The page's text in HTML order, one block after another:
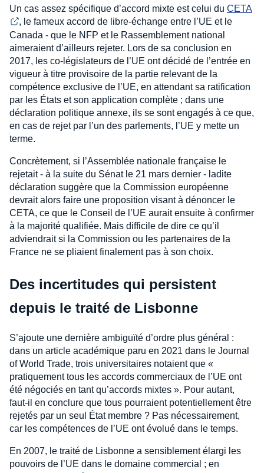
Un cas assez spécifique d’accord mixte est celui du CETA
, le fameux accord de libre-échange entre l’UE et le
Canada - que le NFP et le Rassemblement national
aimeraient d’ailleurs rejeter. Lors de sa conclusion en
2017, les co-législateurs de l’UE ont décidé de l’entrée en
vigueur à titre provisoire de la partie relevant de la
compétence exclusive de l’UE, en attendant sa ratification
par les États et son application complète ; dans une
déclaration politique annexe, ils se sont engagés à ce que,
en cas de rejet par l’un des parlements, l’UE y mette un
terme.
Concrètement, si l’Assemblée nationale française le
rejetait - à la suite du Sénat le 21 mars dernier - ladite
déclaration suggère que la Commission européenne
devrait alors faire une proposition visant à dénoncer le
CETA, ce que le Conseil de l’UE aurait ensuite à confirmer
à la majorité qualifiée. Mais difficile de dire ce qu’il
adviendrait si la Commission ou les partenaires de la
France ne se pliaient finalement pas à son choix.
Des incertitudes qui persistent
depuis le traité de Lisbonne
S’ajoute une dernière ambiguïté d’ordre plus général :
dans un article académique paru en 2021 dans le Journal
of World Trade, trois universitaires notaient que «
pratiquement tous les accords commerciaux de l’UE ont
été négociés en tant qu’accords mixtes ». Pour autant,
faut-il en conclure que tous pourraient potentiellement être
rejetés par un seul État membre ? Pas nécessairement,
car les compétences de l’UE ont évolué dans le temps.
En 2007, le traité de Lisbonne a sensiblement élargi les
pouvoirs de l’UE dans le domaine commercial ; en